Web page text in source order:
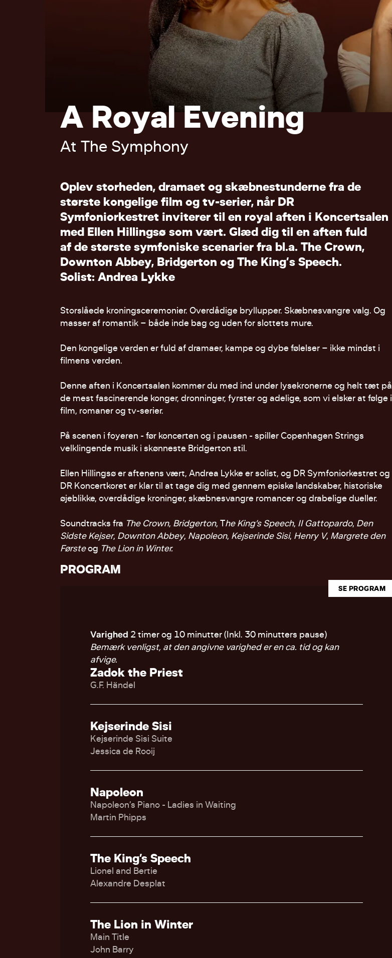
A RoyalEvening
At The Symphony
Oplev storheden, dramaet og skæbnestunderne fra de
største kongelige film og tv-serier, når DR
Symfoniorkestret inviterer til en royal aften i Koncertsalen
med Ellen Hillingsø som vært. Glæd dig til en aften fuld
af de største symfoniske scenarier fra bl.a. The Crown,
Downton Abbey, Bridgerton og The King’s Speech.
Solist: Andrea Lykke
Storslåede kroningsceremonier. Overdådige bryllupper. Skæbnesvangre valg. Og
masser af romantik – både inde bag og uden for slottets mure.
Den kongelige verden er fuld af dramaer, kampe og dybe følelser – ikke mindst i
filmens verden.
Denne aften i Koncertsalen kommer du med ind under lysekronerne og helt tæt på
de mest fascinerende konger, dronninger, fyrster og adelige, som vi elsker at følge i
film, romaner og tv-serier.
På scenen i foyeren - før koncerten og i pausen - spiller Copenhagen Strings
velklingende musik i skønneste Bridgerton stil.
Ellen Hillingsø er aftenens vært, Andrea Lykke er solist, og DR Symfoniorkestret og
DR Koncertkoret er klar til at tage dig med gennem episke landskaber, historiske
øjeblikke, overdådige kroninger, skæbnesvangre romancer og drabelige dueller.
Soundtracks fra The Crown, Bridgerton, The King’s Speech, II Gattopardo, Den
Sidste Kejser, Downton Abbey, Napoleon, Kejserinde Sisi, Henry V, Margrete den
Førsteog The Lion in Winter.
PROGRAM
SE PROGRAM
Varighed 2 timer og 10 minutter (Inkl. 30 minutters pause)
Bemærk venligst, at den angivne varighed er en ca. tid og kan
afvige.
Zadok the Priest
G.F. Händel
Kejserinde Sisi
Kejserinde Sisi Suite
Jessica de Rooij
Napoleon
Napoleon’s Piano - Ladies in Waiting
Martin Phipps
The King’s Speech
Lionel and Bertie
Alexandre Desplat
The Lion in Winter
Main Title
John Barry